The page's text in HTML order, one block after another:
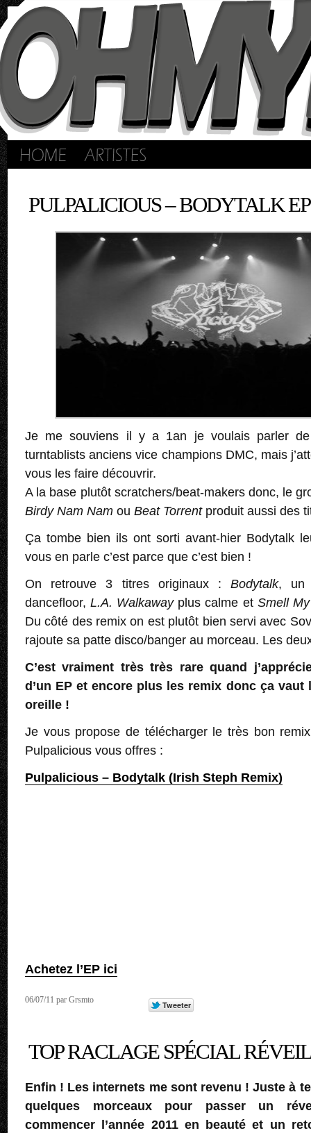
PULPALICIOUS – BODYTALK EP
Je me souviens il y a 1an je voulais parler
turntablists anciens vice champions DMC, mais
vous les faire découvrir.
A la base plutôt scratchers/beat-makers donc, le
Birdy Nam Nam ou Beat Torrentproduit aussi des
Ça tombe bien ils ont sorti avant-hier Bodytalk
vous en parle c’est parce que c’est bien !
On retrouve 3 titres originaux :Bodytalk, un
dancefloor,L.A. Walkawayplus calme et Smell
Du côté des remix on est plutôt bien servi avec
rajoute sa patte disco/banger au morceau. Les
C’est vraiment très très rare quand
d’un EP et encore plus les remix donc ça vaut
oreille !
Je vous propose de télécharger le très bon
Pulpalicious vous offres :
Pulpalicious – Bodytalk (Irish Steph Remix)
Achetez l’EP ici
06/07/11 par Grsmto
TOP RACLAGE SPÉCIAL
Enfin ! Les internets me sont revenu ! Juste à
quelques morceaux pour passer un
commencer l’année 2011 en beauté et un